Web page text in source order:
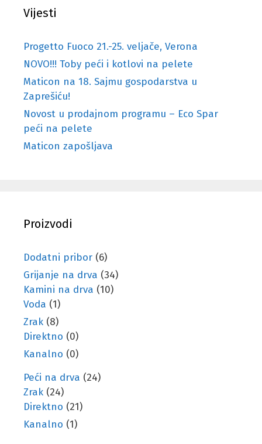
Vijesti
Progetto Fuoco 21.-25. veljače, Verona
NOVO!!! Toby peći i kotlovi na pelete
Maticon na 18. Sajmu gospodarstva u
Zaprešiću!
Novost u prodajnom programu – Eco Spar
peći na pelete
Maticon zapošljava
Proizvodi
Dodatni pribor (6)
Grijanje na drva (34)
Kamini na drva (10)
Voda (1)
Zrak (8)
Direktno (0)
Kanalno (0)
Peći na drva (24)
Zrak (24)
Direktno (21)
Kanalno (1)